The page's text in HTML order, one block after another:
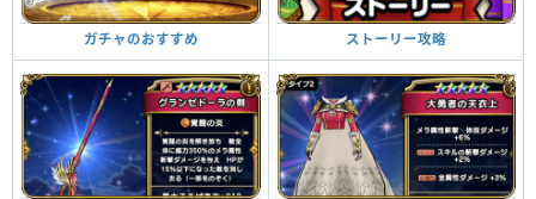
ガチャのおすすめ ストーリー攻略